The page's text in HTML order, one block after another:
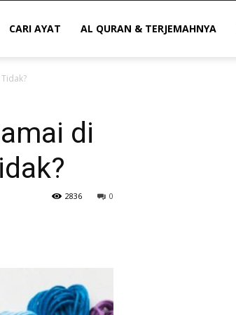
CARI AYAT AL QURAN & TERJEMAHNYA
di
0
2836